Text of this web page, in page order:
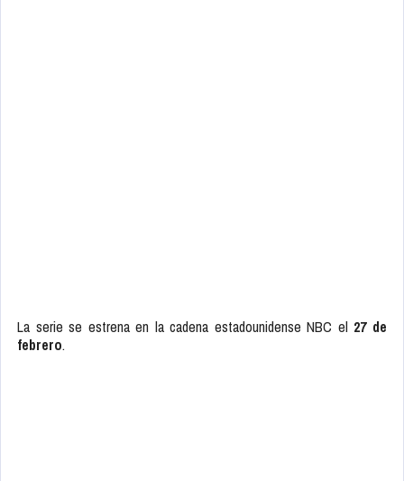
La serie se estrena en la cadena estadounidense NBC el 27 de
febrero.